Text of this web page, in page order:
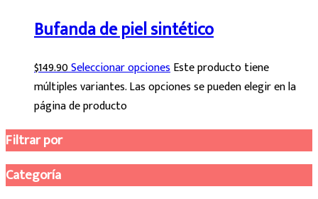
Bufanda de piel sintético
$149.90Seleccionar opcionesEste producto tiene
múltiples variantes. Las opciones se pueden elegir en la
página de producto
Filtrar por
Categoría